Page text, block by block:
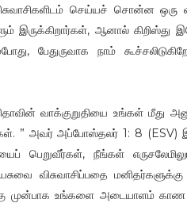
செய்யச் சொன்ன
இருக்கிறார்கள், ஆனால் கிறிஸ்து
​​பேதுருவாக நாம்
வாக்குறுதியை உங்கள் மீது
” அவர் அப்போஸ்தலர் 1: 8 (ESV)
பெறுவீர்கள், நீங்கள்
விசுவாசிப்பதை மனிதர்களுக்கு
முன்பாக உங்களை அடையாளம் காண